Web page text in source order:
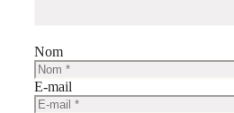
Nom
E-mail